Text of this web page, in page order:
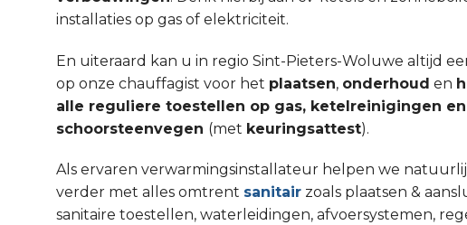
installaties op gas of elektriciteit.
En uiteraard kan u in regio Sint-Pieters-Woluwe altijd
op onze chauffagist voor het plaatsen, onderhoud en
alle reguliere toestellen op gas, ketelreinigingen en
schoorsteenvegen (met keuringsattest).
Als ervaren verwarmingsinstallateur helpen we
verder met alles omtrent sanitair zoals plaatsen &
sanitaire toestellen, waterleidingen, afvoersystemen,